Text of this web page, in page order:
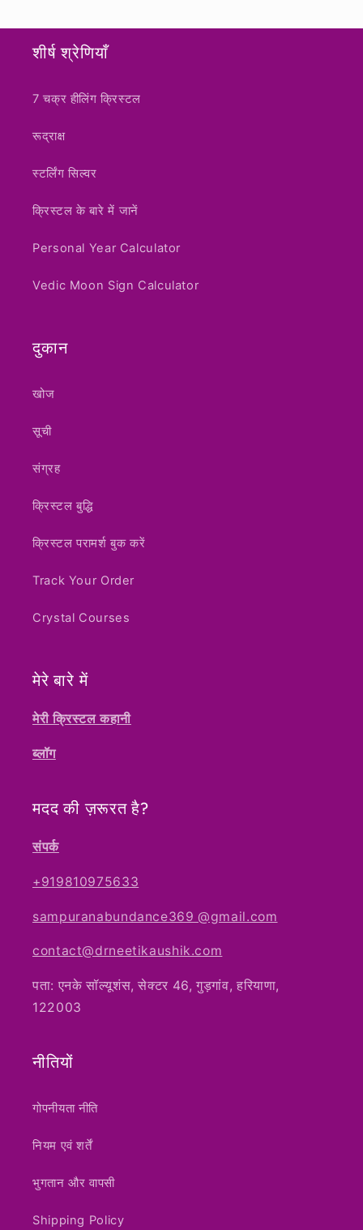
शीर्ष श्रेणियाँ
7 चक्र हीलिंग क्रिस्टल
रूद्राक्ष
स्टर्लिंग सिल्वर
क्रिस्टल के बारे में जानें
Personal Year Calculator
Vedic Moon Sign Calculator
दुकान
खोज
सूची
संग्रह
क्रिस्टल बुद्धि
क्रिस्टल परामर्श बुक करें
Track Your Order
Crystal Courses
मेरे बारे में
मेरी क्रिस्टल कहानी
ब्लॉग
मदद की ज़रूरत है?
संपर्क
+919810975633
sampuranabundance369 @gmail.com
contact@drneetikaushik.com
पता: एनके सॉल्यूशंस, सेक्टर 46, गुड़गांव, हरियाणा,
122003
नीतियों
गोपनीयता नीति
नियम एवं शर्तें
भुगतान और वापसी
Shipping Policy